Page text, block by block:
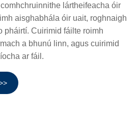
lártheifeacha óir
aisghabhála óir uait, roghnaigh
pháirtí. Cuirimid fáilte roimh
a bhunú linn, agus cuirimid
ar fáil.